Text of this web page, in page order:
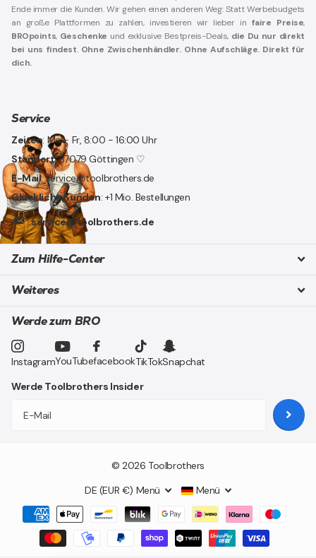
Ende immer die Kunden. Wir gehen einen anderen Weg: Statt Werbebudgets
an große Plattformen zu zahlen, investieren wir lieber in faire Preise,
BROpoints, Geschenke und exklusive Bestpreis-Deals, die Du nur direkt
bei uns findest. Ohne Zwischenhändler. Ohne Aufschläge. Direkt für
dich.
Service
Zeiten: Mo - Fr, 8:00 - 16:00 Uhr
Standort: 37079 Göttingen ♡
E-Mail: service@toolbrothers.de
Glückliche Kunden: +1 Mio. Bestellungen
service@toolbrothers.de
Zum Hilfe-Center
Weiteres
Werde zum BRO
InstagramYouTubefacebookTikTokSnapchat
Werde Toolbrothers Insider
©2026 Toolbrothers
DE (EUR €) Menü Menü